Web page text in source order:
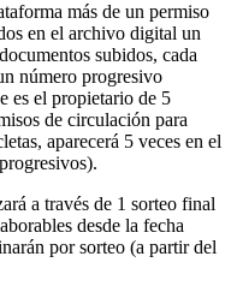
más de un permiso
en el archivo digital un
subidos, cada
número progresivo
es el propietario de 5
de circulación para
aparecerá 5 veces en el
a través de 1 sorteo final
desde la fecha
por sorteo (a partir del